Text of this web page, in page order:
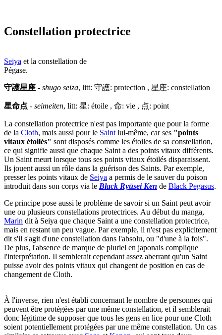
Constellation protectrice
Seiya et la constellation de
Pégase.
守護星座 - shugo seiza, litt: 守護: protection , 星座: constellation
星命点 - seimeiten, litt: 星: étoile , 命: vie , 点: point
La constellation protectrice n'est pas importante que pour la forme
de la Cloth, mais aussi pour le Saint lui-même, car ses "points
vitaux étoilés" sont disposés comme les étoiles de sa constellation,
ce qui signifie aussi que chaque Saint a des points vitaux différents.
Un Saint meurt lorsque tous ses points vitaux étoilés disparaissent.
Ils jouent aussi un rôle dans la guérison des Saints. Par exemple,
presser les points vitaux de Seiya a permis de le sauver du poison
introduit dans son corps via le Black Ryūsei Ken de Black Pegasus.
Ce principe pose aussi le problème de savoir si un Saint peut avoir
une ou plusieurs constellations protectrices. Au début du manga,
Marin dit à Seiya que chaque Saint a une constellation protectrice,
mais en restant un peu vague. Par exemple, il n'est pas explicitement
dit s'il s'agit d'une constellation dans l'absolu, ou "d'une à la fois".
De plus, l'absence de marque de pluriel en japonais complique
l'interprétation. Il semblerait cependant assez aberrant qu'un Saint
puisse avoir des points vitaux qui changent de position en cas de
changement de Cloth.
À l'inverse, rien n'est établi concernant le nombre de personnes qui
peuvent être protégées par une même constellation, et il semblerait
donc légitime de supposer que tous les gens en lice pour une Cloth
soient potentiellement protégées par une même constellation. Un cas